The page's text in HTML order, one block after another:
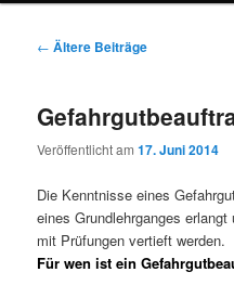
Beitragsnavigation
← Ältere Beiträge
Veröffentlicht am17. Juni 2014
Die Kenntnisse eines
eines Grundlehrganges
mit Prüfungen vertieft werden.
Für wen ist ein